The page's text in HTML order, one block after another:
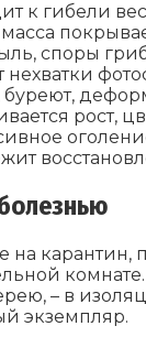
к гибели
споры
нехватки
буреют,
рост,
на карантин,
– в
экземпляр.